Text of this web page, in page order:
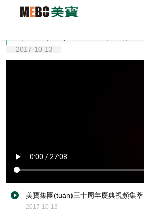
2017-10-13
美寶集團(tuán)三十周年慶典視頻集萃
2017-10-13